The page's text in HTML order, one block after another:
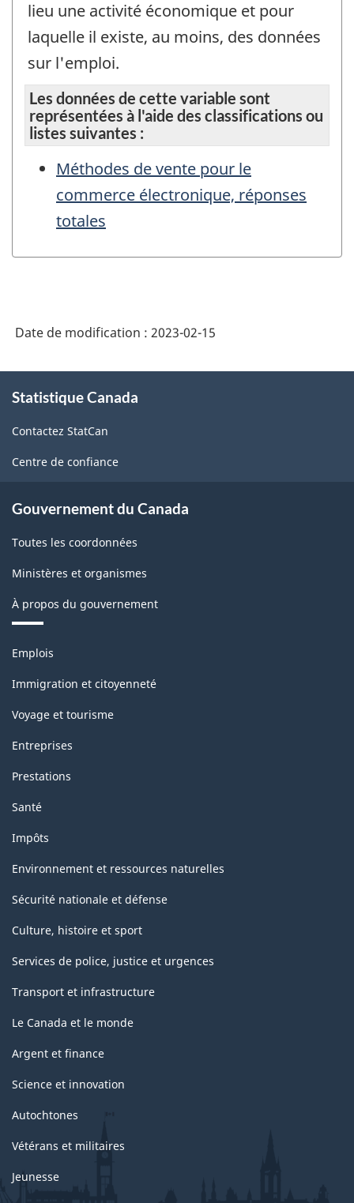
lieu une activité économique et pour
laquelle il existe, au moins, des données
sur l'emploi.
Les données de cette variable sont
représentées à l'aide des classifications ou
listes suivantes :
Méthodes de vente pour le
commerce électronique, réponses
totales
Date de modification : 2023-02-15
propos
ce
site
Statistique Canada
Contactez StatCan
Centre de confiance
Gouvernement du Canada
Toutes les coordonnées
Ministères et organismes
À propos du gouvernement
Thèmes
sujets
Emplois
Immigration et citoyenneté
Voyage et tourisme
Entreprises
Prestations
Santé
Impôts
Environnement et ressources naturelles
Sécurité nationale et défense
Culture, histoire et sport
Services de police, justice et urgences
Transport et infrastructure
Le Canada et le monde
Argent et finance
Science et innovation
Autochtones
Vétérans et militaires
Jeunesse